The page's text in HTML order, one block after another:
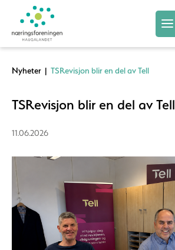
Nyheter | TSRevisjon blir en del av Tell
TSRevisjon blir en del av Tell
11.06.2026